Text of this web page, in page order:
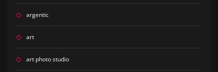
argentic
art
art photo studio